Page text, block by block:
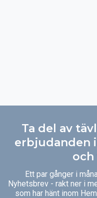
Ta del av
erbjudanden
Ett par gånger i
Nyhetsbrev - rakt ner i
som har hänt inom